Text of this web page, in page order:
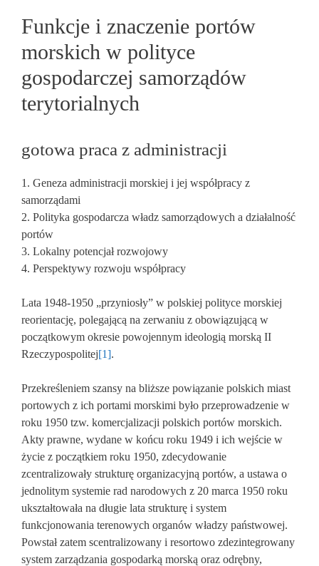
Funkcje i znaczenie portów
morskich w polityce
gospodarczej samorządów
terytorialnych
gotowa praca z administracji
1. Geneza administracji morskiej i jej współpracy z
samorządami
2. Polityka gospodarcza władz samorządowych a działalność
portów
3. Lokalny potencjał rozwojowy
4. Perspektywy rozwoju współpracy
Lata 1948-1950 „przyniosły” w polskiej polityce morskiej
reorientację, polegającą na zerwaniu z obowiązującą w
początkowym okresie powojennym ideologią morską II
Rzeczypospolitej[1].
Przekreśleniem szansy na bliższe powiązanie polskich miast
portowych z ich portami morskimi było przeprowadzenie w
roku 1950 tzw. komercjalizacji polskich portów morskich.
Akty prawne, wydane w końcu roku 1949 i ich wejście w
życie z początkiem roku 1950, zdecydowanie
zcentralizowały strukturę organizacyjną portów, a ustawa o
jednolitym systemie rad narodowych z 20 marca 1950 roku
ukształtowała na długie lata strukturę i system
funkcjonowania terenowych organów władzy państwowej.
Powstał zatem scentralizowany i resortowo zdezintegrowany
system zarządzania gospodarką morską oraz odrębny,